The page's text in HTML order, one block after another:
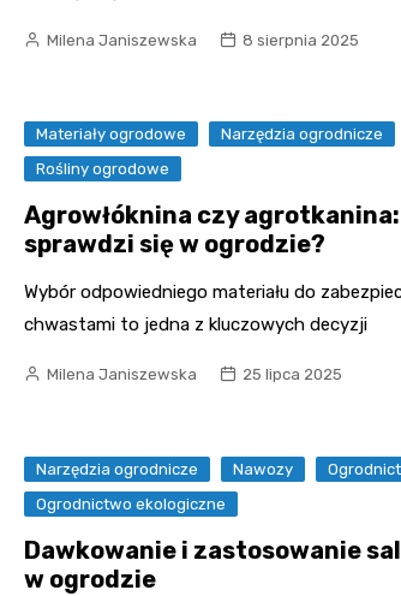
Milena Janiszewska 8 sierpnia 2025
Materiały ogrodowe Narzędzia ogrodnicze
Rośliny ogrodowe
Agrowłóknina czy
sprawdzi się w ogrodzie?
Wybór odpowiedniego materiału do
chwastami to jedna z kluczowych decyzji
Milena Janiszewska 25 lipca 2025
Narzędzia ogrodnicze Nawozy
Ogrodnictwo ekologiczne
Dawkowanie i zastosowanie
w ogrodzie